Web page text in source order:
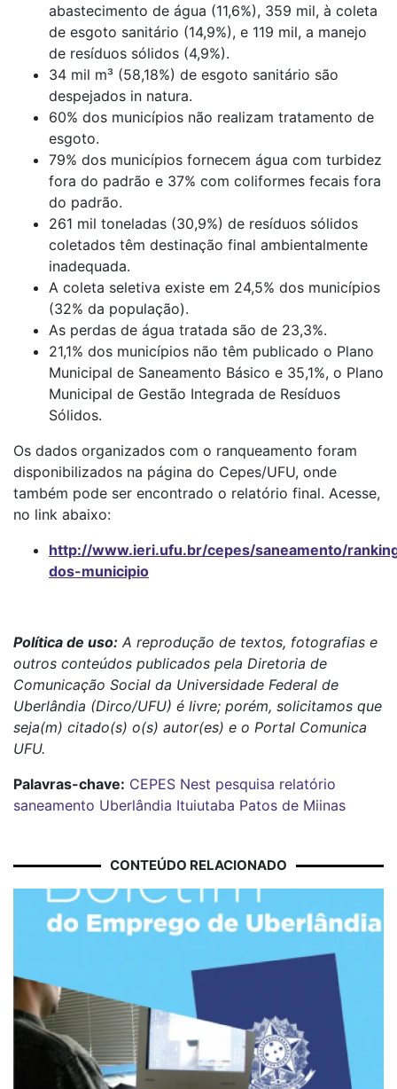
abastecimento de água (11,6%), 359 mil, à coleta
de esgoto sanitário (14,9%), e 119 mil, a manejo
de resíduos sólidos (4,9%).
34 mil m³ (58,18%) de esgoto sanitário são
despejados in natura.
60% dos municípios não realizam tratamento de
esgoto.
79% dos municípios fornecem água com turbidez
fora do padrão e 37% com coliformes fecais fora
do padrão.
261 mil toneladas (30,9%) de resíduos sólidos
coletados têm destinação final ambientalmente
inadequada.
A coleta seletiva existe em 24,5% dos municípios
(32% da população).
As perdas de água tratada são de 23,3%.
21,1% dos municípios não têm publicado o Plano
Municipal de Saneamento Básico e 35,1%, o Plano
Municipal de Gestão Integrada de Resíduos
Sólidos.
Os dados organizados com o ranqueamento foram
disponibilizados na página do Cepes/UFU, onde
também pode ser encontrado o relatório final. Acesse,
no link abaixo:
http://www.ieri.ufu.br/cepes/saneamento/
dos-municipio
Política de uso: A reprodução de textos, fotografias e
outros conteúdos publicados pela Diretoria de
Comunicação Social da Universidade Federal de
Uberlândia (Dirco/UFU) é livre; porém, solicitamos que
seja(m) citado(s) o(s) autor(es) e o Portal Comunica
UFU.
Palavras-chave: CEPES Nest pesquisa relatório
saneamento Uberlândia Ituiutaba Patos de Miinas
CONTEÚDO RELACIONADO